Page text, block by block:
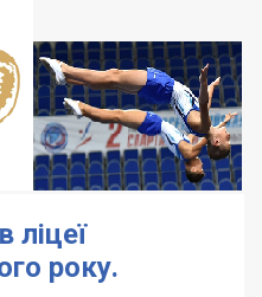
ліцеї
року.